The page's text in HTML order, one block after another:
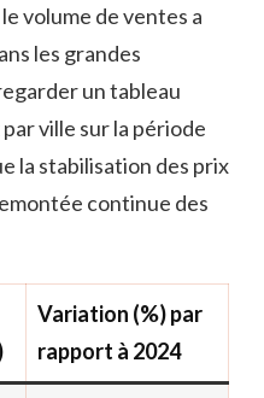
volume de ventes a
les grandes
un tableau
ville sur la période
la stabilisation des prix
continue des
Variation (%) par
rapport à 2024